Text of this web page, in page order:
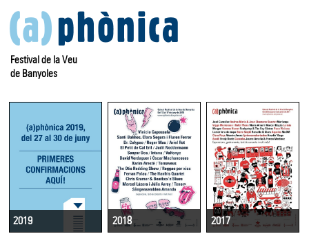
Festival de la Veu
de Banyoles
2019 2018 2017